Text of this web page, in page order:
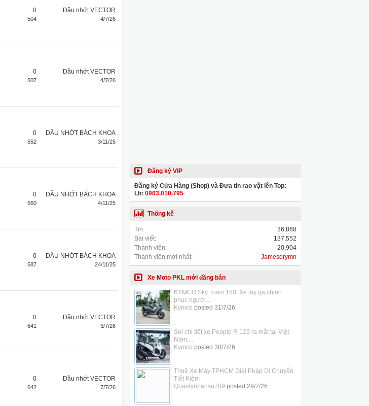
0
504
Dầu nhớt VECTOR
4/7/26
0
507
Dầu nhớt VECTOR
4/7/26
0
552
DẦU NHỚT BÁCH KHOA
3/11/25
0
560
DẦU NHỚT BÁCH KHOA
4/11/25
0
587
DẦU NHỚT BÁCH KHOA
24/11/25
0
641
Dầu nhớt VECTOR
3/7/26
0
642
Dầu nhớt VECTOR
7/7/26
Đăng ký VIP
Đăng ký Cửa Hàng (Shop) và Đưa tin rao vặt lên Top:
Lh: 0903.010.795
Thống kê
Tin:
36,868
Bài viết:
137,552
Thành viên:
20,904
Thành viên mới nhất:
Jamesdrymn
Xe Moto PKL mới đăng bán
KYMCO Sky Town 150: Xe tay ga chinh
phục người...
Kymco posted 31/7/26
Soi chi tiết xe People R 125 ra mắt tại Việt
Nam,...
Kymco posted 30/7/26
Thuê Xe Máy TPHCM Giải Pháp Di Chuyển
Tiết Kiệm
Quanlynhansu789 posted 29/7/26